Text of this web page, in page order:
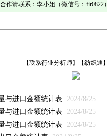
作请联系：李小姐（微信号：fir0822）
【纺织通】
【联系行业分析师】
与进口金额统计表 2024/8/25
与进口金额统计表 2024/8/25
与进口金额统计表 2024/8/25